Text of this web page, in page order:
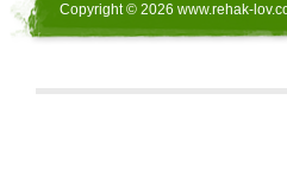
Copyright © 2026 www.rehak-